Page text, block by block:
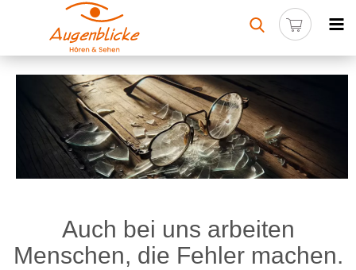
Auch bei uns arbeiten
Menschen, die Fehler machen.